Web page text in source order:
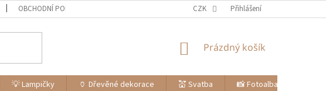
OBCHODNÍ PODMÍNKY OCHRANA OSOBNÍCH ÚDAJŮ ZPŮSOB DOPRAVY
CZK Přihlášení
NÁKUPNÍ
Prázdný košík
💡 Lampičky 🏺 Dřevěné dekorace 💒 Svatba
📸 Fotoalba, svatební